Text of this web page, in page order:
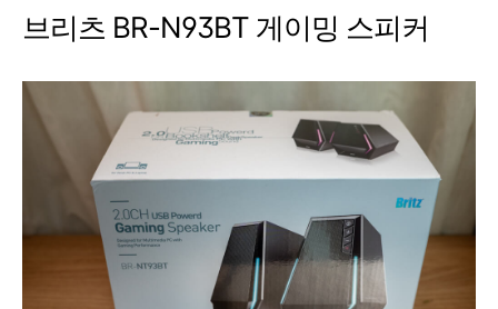
브리츠 BR-N93BT 게이밍 스피커